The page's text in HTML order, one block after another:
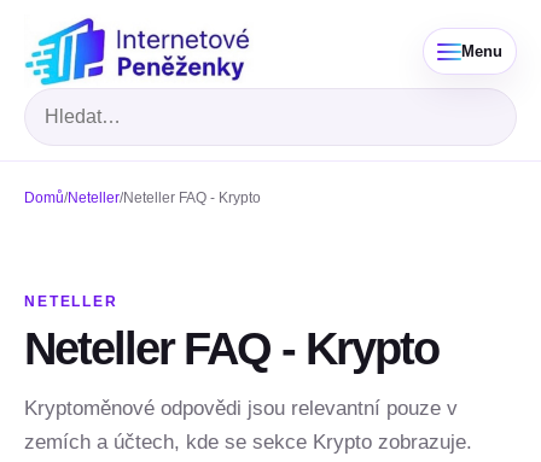
Menu
Hledat
Domů/Neteller/Neteller FAQ - Krypto
NETELLER
Neteller FAQ - Krypto
Kryptoměnové odpovědi jsou relevantní pouze v
zemích a účtech, kde se sekce Krypto zobrazuje.